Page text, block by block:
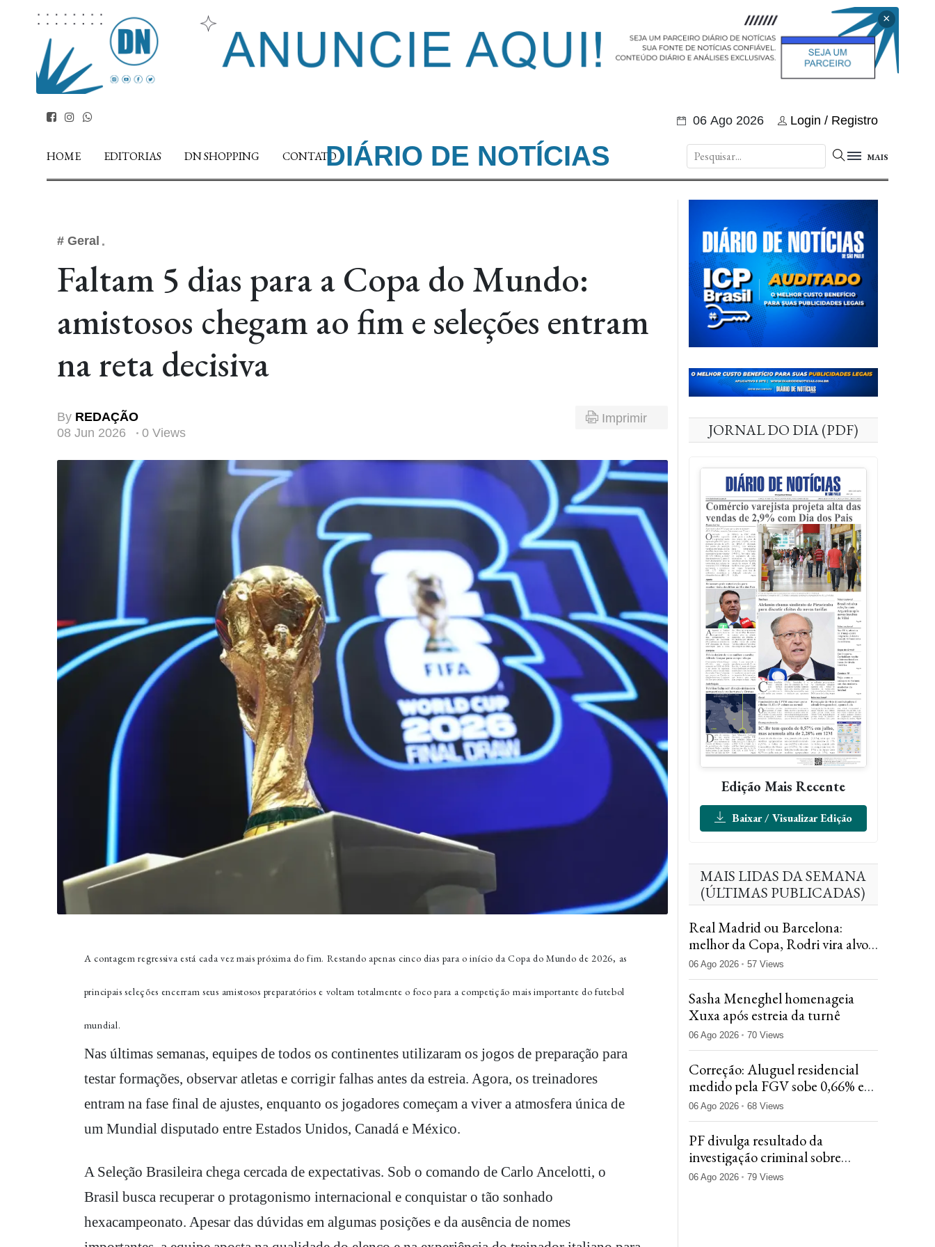
×
06 Ago 2026 Login / Registro
HOME EDITORIAS DN SHOPPING CONTATODIÁRIO DE NOTÍCIAS MAIS
# Geral
Faltam 5 dias para a Copa do Mundo:
amistosos chegam ao fim e seleções entram
na reta decisiva
By REDAÇÃO
08 Jun 2026
0 Views
Imprimir
A contagem regressiva está cada vez mais próxima do fim. Restando apenas cinco dias para o início da Copa do Mundo de 2026, as
principais seleções encerram seus amistosos preparatórios e voltam totalmente o foco para a competição mais importante do futebol
mundial.
Nas últimas semanas, equipes de todos os continentes utilizaram os jogos de preparação para
testar formações, observar atletas e corrigir falhas antes da estreia. Agora, os treinadores
entram na fase final de ajustes, enquanto os jogadores começam a viver a atmosfera única de
um Mundial disputado entre Estados Unidos, Canadá e México.
A Seleção Brasileira chega cercada de expectativas. Sob o comando de Carlo Ancelotti, o
Brasil busca recuperar o protagonismo internacional e conquistar o tão sonhado
hexacampeonato. Apesar das dúvidas em algumas posições e da ausência de nomes
JORNAL DO DIA (PDF)
Edição Mais Recente
Baixar / Visualizar Edição
MAIS LIDAS DA SEMANA
(ÚLTIMAS PUBLICADAS)
Real Madrid ou Barcelona:
melhor da Copa, Rodri vira alvo
para reforçar gigantes espanhóis
06 Ago 2026 57 Views
Sasha Meneghel homenageia
Xuxa após estreia da turnê
06 Ago 2026 70 Views
Correção: Aluguel residencial
medido pela FGV sobe 0,66% em
julho, após alta de 0,10% em
junho
06 Ago 2026 68 Views
PF divulga resultado da
investigação criminal sobre
acidente da Voepass nesta
06 Ago 2026 79 Views